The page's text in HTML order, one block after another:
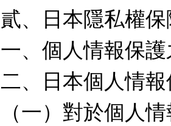
貳、日本隱私權
一、個人情報保
二、日本個人情
（一）對於個人